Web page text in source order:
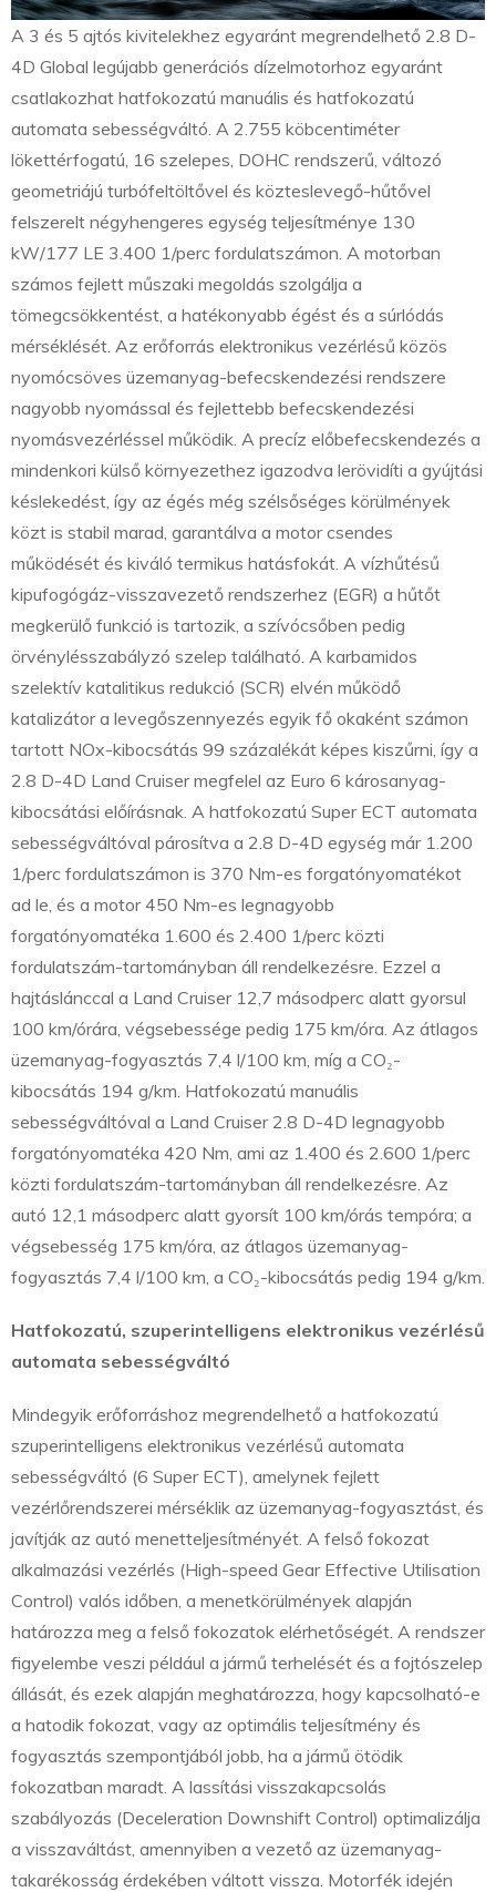
A 3 és 5 ajtós kivitelekhez egyaránt megrendelhető 2.8 D-
4D Global legújabb generációs dízelmotorhoz egyaránt
csatlakozhat hatfokozatú manuális és hatfokozatú
automata sebességváltó. A 2.755 köbcentiméter
lökettérfogatú, 16 szelepes, DOHC rendszerű, változó
geometriájú turbófeltöltővel és közteslevegő-hűtővel
felszerelt négyhengeres egység teljesítménye 130
kW/177 LE 3.400 1/perc fordulatszámon. A motorban
számos fejlett műszaki megoldás szolgálja a
tömegcsökkentést, a hatékonyabb égést és a súrlódás
mérséklését. Az erőforrás elektronikus vezérlésű közös
nyomócsöves üzemanyag-befecskendezési rendszere
nagyobb nyomással és fejlettebb befecskendezési
nyomásvezérléssel működik. A precíz előbefecskendezés a
mindenkori külső környezethez igazodva lerövidíti a gyújtási
késlekedést, így az égés még szélsőséges körülmények
közt is stabil marad, garantálva a motor csendes
működését és kiváló termikus hatásfokát. A vízhűtésű
kipufogógáz-visszavezető rendszerhez (EGR) a hűtőt
megkerülő funkció is tartozik, a szívócsőben pedig
örvénylésszabályzó szelep található. A karbamidos
szelektív katalitikus redukció (SCR) elvén működő
katalizátor a levegőszennyezés egyik fő okaként számon
tartott NOx-kibocsátás 99 százalékát képes kiszűrni, így a
2.8 D-4D Land Cruiser megfelel az Euro 6 károsanyag-
kibocsátási előírásnak. A hatfokozatú Super ECT automata
sebességváltóval párosítva a 2.8 D-4D egység már 1.200
1/perc fordulatszámon is 370 Nm-es forgatónyomatékot
ad le, és a motor 450 Nm-es legnagyobb
forgatónyomatéka 1.600 és 2.400 1/perc közti
fordulatszám-tartományban áll rendelkezésre. Ezzel a
hajtáslánccal a Land Cruiser 12,7 másodperc alatt gyorsul
100 km/órára, végsebessége pedig 175 km/óra. Az átlagos
üzemanyag-fogyasztás 7,4 l/100 km, míg a CO₂-
kibocsátás 194 g/km. Hatfokozatú manuális
sebességváltóval a Land Cruiser 2.8 D-4D legnagyobb
forgatónyomatéka 420 Nm, ami az 1.400 és 2.600 1/perc
közti fordulatszám-tartományban áll rendelkezésre. Az
autó 12,1 másodperc alatt gyorsít 100 km/órás tempóra; a
végsebesség 175 km/óra, az átlagos üzemanyag-
fogyasztás 7,4 l/100 km, a CO₂-kibocsátás pedig 194 g/km.
Hatfokozatú, szuperintelligens elektronikus vezérlésű
automata sebességváltó
Mindegyik erőforráshoz megrendelhető a hatfokozatú
szuperintelligens elektronikus vezérlésű automata
sebességváltó (6 Super ECT), amelynek fejlett
vezérlőrendszerei mérséklik az üzemanyag-fogyasztást, és
javítják az autó menetteljesítményét. A felső fokozat
alkalmazási vezérlés (High-speed Gear Effective Utilisation
Control) valós időben, a menetkörülmények alapján
határozza meg a felső fokozatok elérhetőségét. A rendszer
figyelembe veszi például a jármű terhelését és a fojtószelep
állását, és ezek alapján meghatározza, hogy kapcsolható-e
a hatodik fokozat, vagy az optimális teljesítmény és
fogyasztás szempontjából jobb, ha a jármű ötödik
fokozatban maradt. A lassítási visszakapcsolás
szabályozás (Deceleration Downshift Control) optimalizálja
a visszaváltást, amennyiben a vezető az üzemanyag-
takarékosság érdekében váltott vissza. Motorfék idején